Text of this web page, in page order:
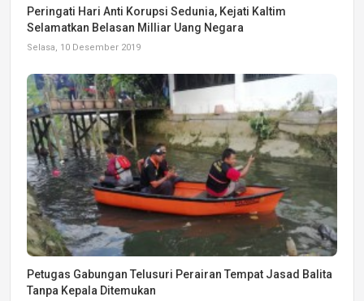
Peringati Hari Anti Korupsi Sedunia, Kejati Kaltim
Selamatkan Belasan Milliar Uang Negara
Selasa, 10 Desember 2019
Petugas Gabungan Telusuri Perairan Tempat Jasad Balita
Tanpa Kepala Ditemukan